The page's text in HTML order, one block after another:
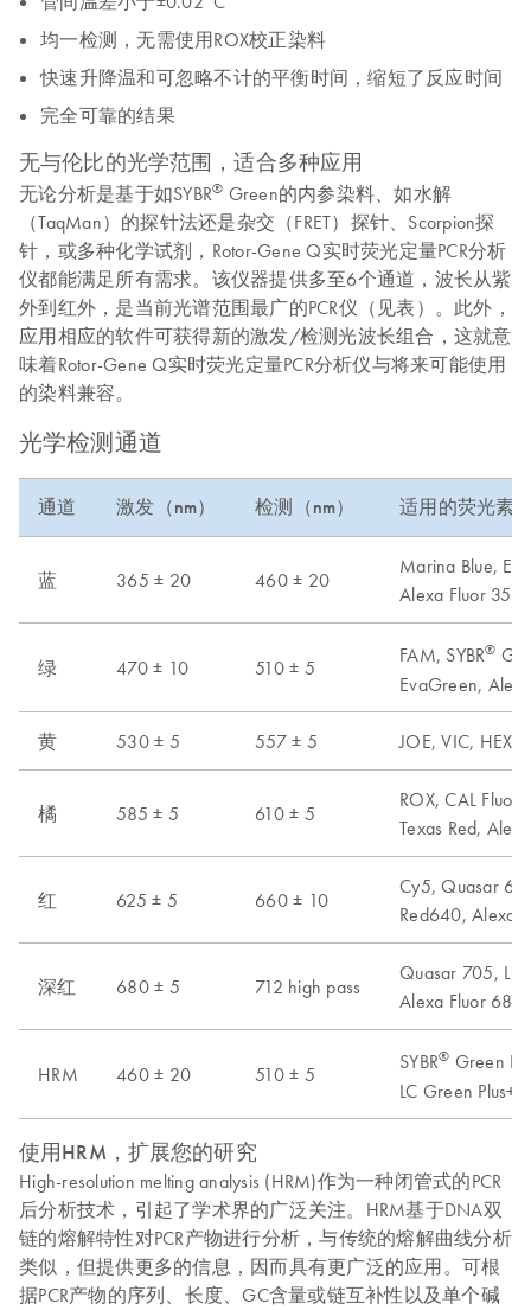
均一检测，无需使用ROX校正染料
快速升降温和可忽略不计的平衡时间，缩短了反应时间
完全可靠的结果
无与伦比的光学范围，适合多种应用
无论分析是基于如SYBR® Green的内参染料、如水解
（TaqMan）的探针法还是杂交（FRET）探针、Scorpion探
针，或多种化学试剂，Rotor-Gene Q实时荧光定量PCR分析
仪都能满足所有需求。该仪器提供多至6个通道，波长从紫
外到红外，是当前光谱范围最广的PCR仪（见表）。此外，
应用相应的软件可获得新的激发/检测光波长组合，这就意
味着Rotor-Gene Q实时荧光定量PCR分析仪与将来可能使用
的染料兼容。
光学检测通道
通道 激发（nm） 检测（nm） 适用的荧光素
蓝 365 ± 20 460 ± 20
Marina Blue,
Alexa Fluor
绿 470 ± 10 510 ± 5
FAM, SYBR®
EvaGreen,
黄 530 ± 5 557 ± 5 JOE, VIC, HEX,
橘 585 ± 5 610 ± 5
ROX, CAL Fluor
Texas Red,
红 625 ± 5 660 ± 10
Cy5, Quasar
Red640, Alexa
深红 680 ± 5 712 high pass
Quasar 705,
Alexa Fluor 680
HRM 460 ± 20 510 ± 5
SYBR® Green I,
LC Green Plus+,
使用HRM，扩展您的研究
High-resolution melting analysis (HRM)作为一种闭管式的PCR
后分析技术，引起了学术界的广泛关注。HRM基于DNA双
链的熔解特性对PCR产物进行分析，与传统的熔解曲线分析
类似，但提供更多的信息，因而具有更广泛的应用。可根
据PCR产物的序列、长度、GC含量或链互补性以及单个碱